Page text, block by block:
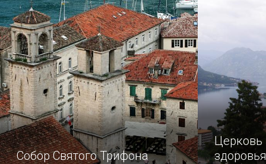
Собор Святого Трифона
Церковь